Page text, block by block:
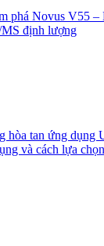
phá Novus V55 –
định lượng
hòa tan ứng dụng
và cách lựa